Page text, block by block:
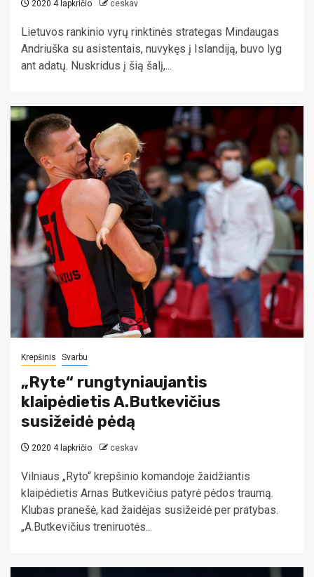
2020 4 lapkričio ceskav
Lietuvos rankinio vyrų rinktinės strategas Mindaugas
Andriuška su asistentais, nuvykęs į Islandiją, buvo lyg
ant adatų. Nuskridus į šią šalį,...
Krepšinis Svarbu
„Ryte“ rungtyniaujantis
klaipėdietis A.Butkevičius
susižeidė pėdą
2020 4 lapkričio ceskav
Vilniaus „Ryto“ krepšinio komandoje žaidžiantis
klaipėdietis Arnas Butkevičius patyrė pėdos traumą.
Klubas pranešė, kad žaidėjas susižeidė per pratybas.
„A.Butkevičius treniruotės...